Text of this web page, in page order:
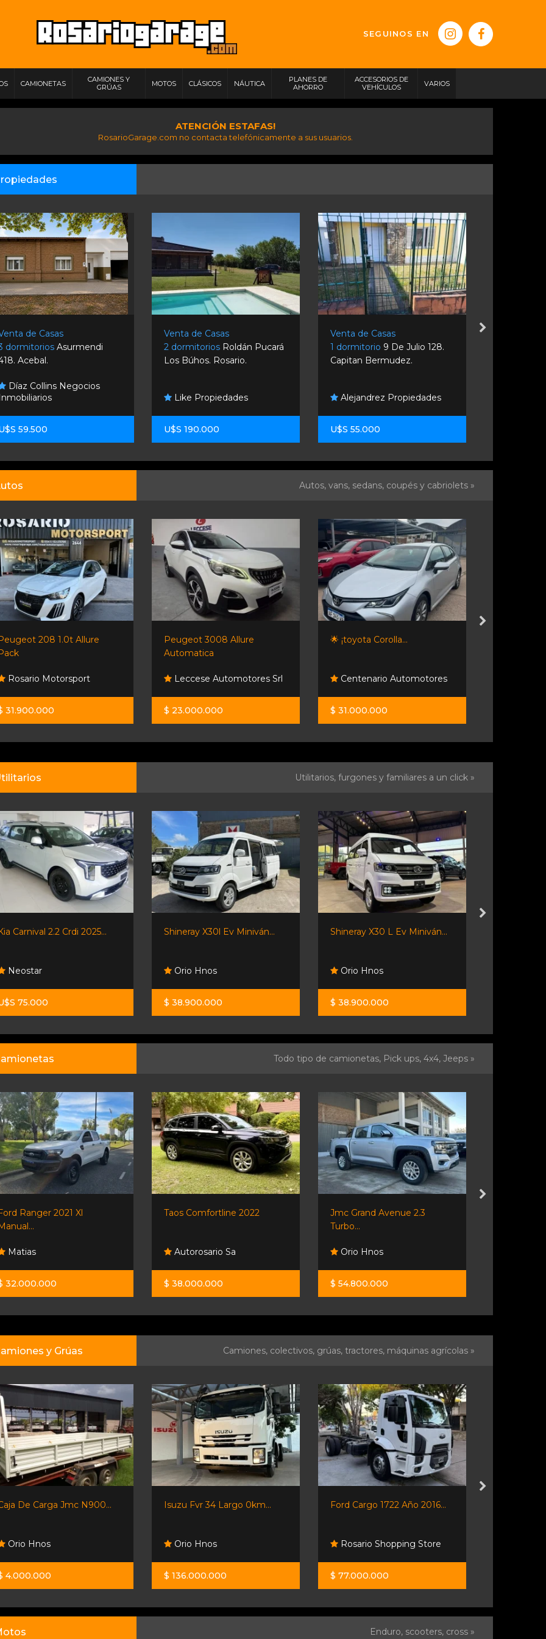
SEGUINOS EN
CAMIONETAS
CAMIONES Y
GRÚAS
MOTOS CLÁSICOS NÁUTICA
PLANES DE
AHORRO
ACCESORIOS DE
VEHÍCULOS
VARIOS
ATENCIÓN ESTAFAS!
RosarioGarage.com no contacta telefónicamente a sus usuarios.
de Casas
dormitorios Asurmendi
Acebal.
Díaz Collins Negocios
Inmobiliarios
59.500
Venta de Casas
2 dormitorios Roldán Pucará
Los Búhos. Rosario.
Like Propiedades
U$S 190.000
Venta de Casas
1 dormitorio 9 De Julio 128.
Capitan Bermudez.
Alejandrez Propiedades
U$S 55.000
Autos, vans, sedans, coupés y cabriolets »
208 1.0t Allure
Rosario Motorsport
31.900.000
Peugeot 3008 Allure
Automatica
Leccese Automotores Srl
$ 23.000.000
🌟 ¡toyota Corolla...
Centenario Automotores
$ 31.000.000
Utilitarios, furgones y familiares a un click »
Carnival 2.2 Crdi 2025...
Neostar
75.000
Shineray X30l Ev Miniván...
Orio Hnos
$ 38.900.000
Shineray X30 L Ev Miniván...
Orio Hnos
$ 38.900.000
Todo tipo de camionetas, Pick ups, 4x4, Jeeps »
Ranger 2021 Xl
Matias
32.000.000
Taos Comfortline 2022
Autorosario Sa
$ 38.000.000
Jmc Grand Avenue 2.3
Turbo...
Orio Hnos
$ 54.800.000
y Grúas Camiones, colectivos, grúas, tractores, máquinas agrícolas »
De Carga Jmc N900...
Orio Hnos
4.000.000
Isuzu Fvr 34 Largo 0km...
Orio Hnos
$ 136.000.000
Ford Cargo 1722 Año 2016...
Rosario Shopping Store
$ 77.000.000
Enduro, scooters, cross »